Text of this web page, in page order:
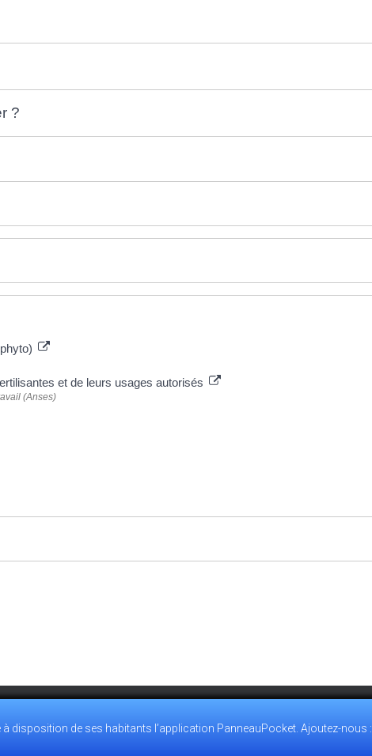
?
et de leurs usages autorisés
(Anses)
POLITIQUE DE CONFIDENTIALITÉ
disposition de ses habitants l’application PanneauPocket. Ajoutez-nous :